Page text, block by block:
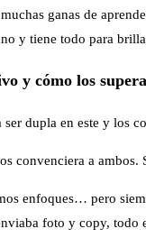
ganas de
y tiene todo para
y cómo los
dupla en este y los
convenciera a
enfoques… pero
foto y copy,